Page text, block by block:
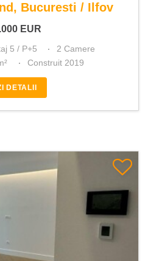
Bucuresti / Ilfov
EUR
5 / P+5
2 Camere
Construit 2019
DETALII